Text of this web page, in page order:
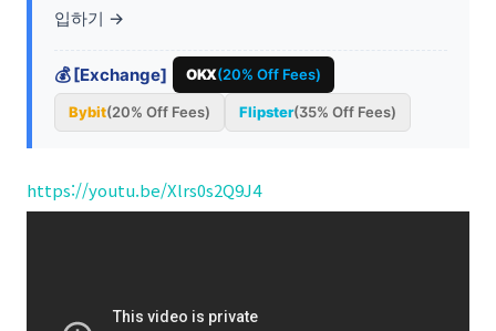
입하기 →
💰 [Exchange] OKX(20% Off Fees)
Bybit(20% Off Fees) Flipster(35% Off Fees)
https://youtu.be/Xlrs0s2Q9J4